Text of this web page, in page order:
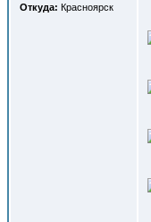
Откуда: Красноярск